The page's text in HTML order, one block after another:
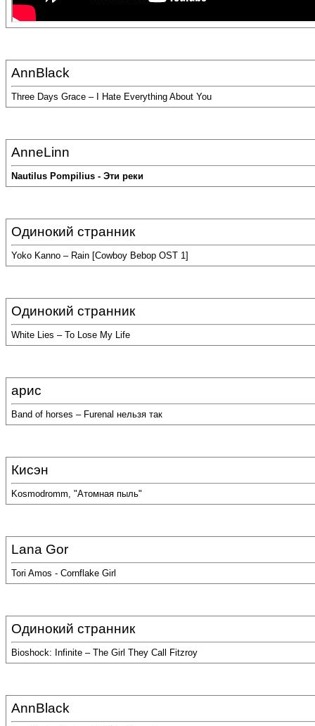
AnnBlack
Three Days Grace – I Hate Everything About You
AnneLinn
Nautilus Pompilius - Эти реки
Одинокий странник
Yoko Kanno – Rain [Cowboy Bebop OST 1]
Одинокий странник
White Lies – To Lose My Life
арис
Band of horses – Furenal нельзя так
Кисэн
Kosmodromm, "Атомная пыль"
Lana Gor
Tori Amos - Cornflake Girl
Одинокий странник
Bioshock: Infinite – The Girl They Call Fitzroy
AnnBlack